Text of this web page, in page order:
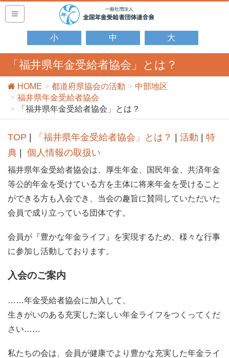
小 中 大
「福井県年金受給者協会」とは？
HOME 都道府県協会の活動
中部地区
福井県年金受給者協会
「福井県年金受給者協会」とは？
TOP 「福井県年金受給者協会」とは？ 活動
特
典
個人情報の取扱い
福井県年金受給者協会は、厚生年金、国民年金、共済年金
等公的年金を受けている方を主体に将来年金を受けること
ができる方も入会でき、当会の趣旨に賛同していただいた
会員で成り立っている団体です。
会員が『豊かな年金ライフ』を実現するため、様々な行事
に参加し活動しております。
入会のご案内
……年金受給者協会に加入して、
生きがいのある充実した楽しい年金ライフをつくってくだ
さい……
私たちの会は、会員が健康でより豊かな充実した年金ライ